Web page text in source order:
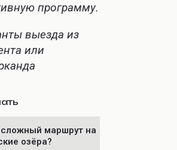
программу.
выезда из
или
маршрут на
озёра?